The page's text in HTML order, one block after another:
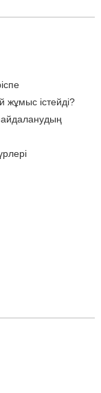
істейді?